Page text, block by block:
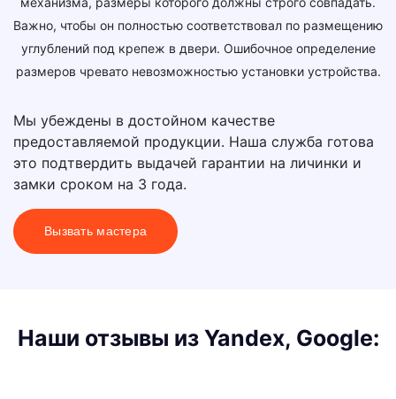
Важно, чтобы он полностью соответствовал по размещению
углублений под крепеж в двери. Ошибочное определение
размеров чревато невозможностью установки устройства.
Мы убеждены в достойном качестве
предоставляемой продукции. Наша служба готова
это подтвердить выдачей гарантии на личинки и
замки сроком на 3 года.
Вызвать мастера
Наши отзывы из Yandex, Google: